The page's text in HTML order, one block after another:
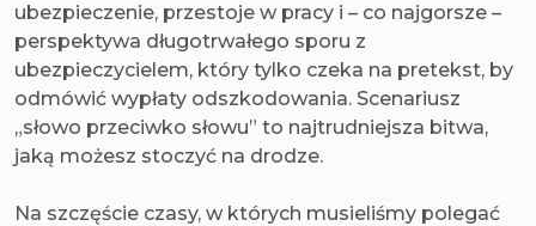
ubezpieczenie, przestoje w pracy i – co najgorsze –
perspektywa długotrwałego sporu z
ubezpieczycielem, który tylko czeka na pretekst, by
odmówić wypłaty odszkodowania. Scenariusz
„słowo przeciwko słowu” to najtrudniejsza bitwa,
jaką możesz stoczyć na drodze.
Na szczęście czasy, w których musieliśmy polegać